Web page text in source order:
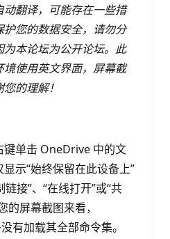
翻译，可能存在一些措
您的数据安全，请勿分
本论坛为公开论坛。此
使用英文界面，屏幕截
的理解！
键单击 OneDrive 中的文
示“始终保留在此设备上”
接”、“在线打开”或“共
的屏幕截图来看，
有加载其全部命令集。